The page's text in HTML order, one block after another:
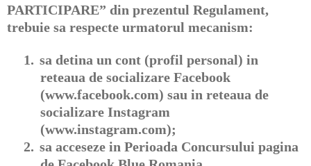
PARTICIPARE” din prezentul Regulament,
trebuie sa respecte urmatorul mecanism:
1. sa detina un cont (profil personal) in
reteaua de socializare Facebook
(www.facebook.com) sau in reteaua de
socializare Instagram
(www.instagram.com);
2. sa acceseze in Perioada Concursului pagina